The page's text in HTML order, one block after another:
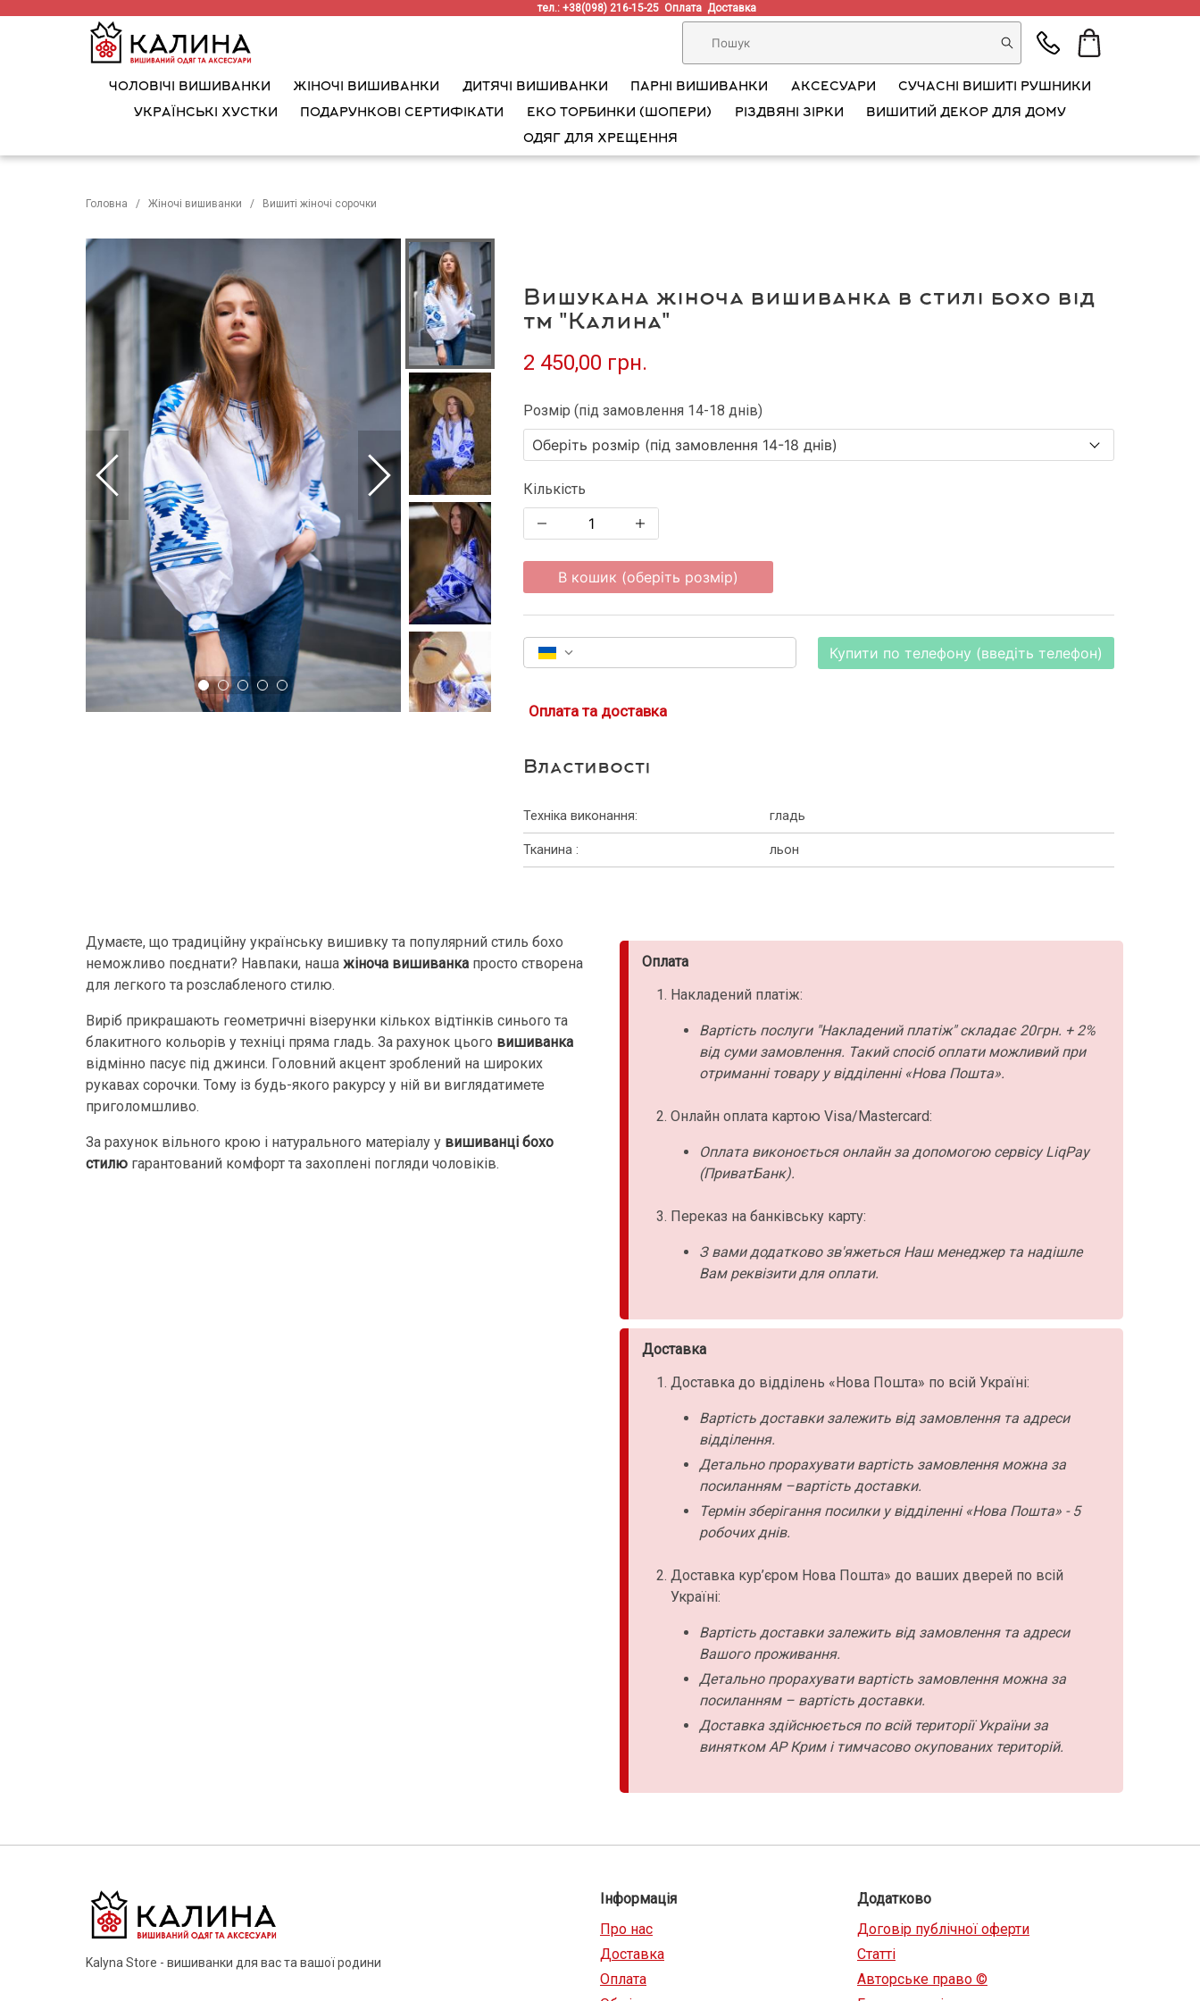
тел.: +38(098) 216-15-25 Оплата Доставка
ЧОЛОВІЧІ ВИШИВАНКИ ЖІНОЧІ ВИШИВАНКИ ДИТЯЧІ ВИШИВАНКИ ПАРНІ ВИШИВАНКИ АКСЕСУАРИ
СУЧАСНІ ВИШИТІ РУШНИКИ
УКРАЇНСЬКІ ХУСТКИ
ПОДАРУНКОВІ СЕРТИФІКАТИ ЕКО ТОРБИНКИ (ШОПЕРИ) РІЗДВЯНІ ЗІРКИ
ВИШИТИЙ ДЕКОР ДЛЯ ДОМУ
ОДЯГ ДЛЯ ХРЕЩЕННЯ
Головна Жіночі вишиванки Вишиті жіночі сорочки
Вишукана жіноча вишиванка в стилі бохо від
тм "Калина"
2 450,00 грн.
Розмір (під замовлення 14-18 днів)
Кількість
В кошик (оберіть розмір)
Купити по телефону (введіть телефон)
Оплата та доставка
Властивості
Техніка виконання: гладь
Тканина : льон
Думаєте, що традиційну українську вишивку та популярний стиль бохо
неможливо поєднати? Навпаки, наша жіноча вишиванка просто створена
для легкого та розслабленого стилю.
Виріб прикрашають геометричні візерунки кількох відтінків синього та
блакитного кольорів у техніці пряма гладь. За рахунок цього вишиванка
відмінно пасує під джинси. Головний акцент зроблений на широких
рукавах сорочки. Тому із будь-якого ракурсу у ній ви виглядатимете
приголомшливо.
За рахунок вільного крою і натурального матеріалу у вишиванці бохо
стилю гарантований комфорт та захоплені погляди чоловіків.
Оплата
Накладений платіж:
Вартість послуги "Накладений платіж" складає 20грн. + 2%
від суми замовлення. Такий спосіб оплати можливий при
отриманні товару у відділенні «Нова Пошта».
Онлайн оплата картою Visa/Mastercard:
Оплата виконоється онлайн за допомогою сервісу LiqPay
(ПриватБанк).
Переказ на банківську карту:
З вами додатково зв'яжеться Наш менеджер та надішле
Вам реквізити для оплати.
Доставка
Доставка до відділень «Нова Пошта» по всій Україні:
Вартість доставки залежить від замовлення та адреси
відділення.
Детально прорахувати вартість замовлення можна за
посиланням –вартість доставки.
Термін зберігання посилки у відділенні «Нова Пошта» - 5
робочих днів.
Доставка кур’єром Нова Пошта» до ваших дверей по всій
Україні:
Вартість доставки залежить від замовлення та адреси
Вашого проживання.
Детально прорахувати вартість замовлення можна за
посиланням – вартість доставки.
Доставка здійснюється по всій території України за
винятком АР Крим і тимчасово окупованих територій.
Kalyna Store - вишиванки для вас та вашої родини
Інформація
Про нас
Доставка
Оплата
Додатково
Договір публічної оферти
Статті
Авторське право ©